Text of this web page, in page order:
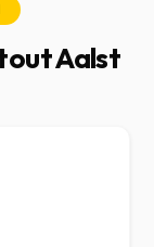
Aalst